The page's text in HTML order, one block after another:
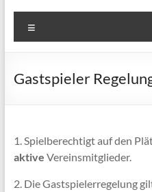
Gastspieler
1. Spielberechtigt auf den
aktive Vereinsmitglieder.
2. Die Gastspielerregelung